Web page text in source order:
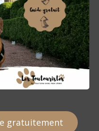
gratuitement